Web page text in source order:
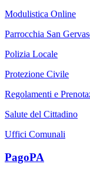
Modulistica Online
Parrocchia San
Polizia Locale
Protezione Civile
Regolamenti e
Salute del Cittadino
Uffici Comunali
PagoPA